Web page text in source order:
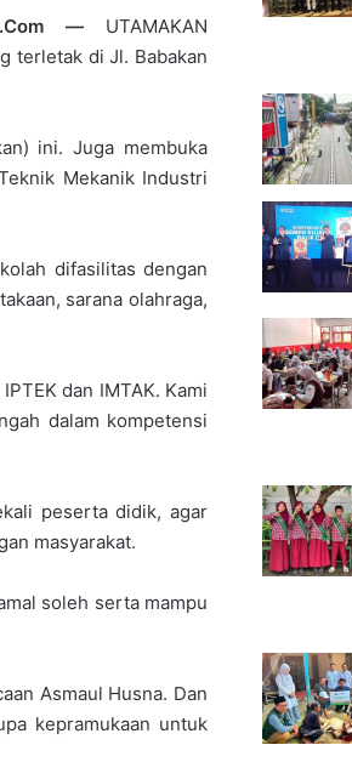
—UTAMAKAN
terletak di Jl. Babakan
ini. Juga membuka
Mekanik Industri
difasilitas dengan
sarana olahraga,
dan IMTAK. Kami
dalam kompetensi
peserta didik, agar
masyarakat.
soleh serta mampu
Asmaul Husna. Dan
kepramukaan untuk